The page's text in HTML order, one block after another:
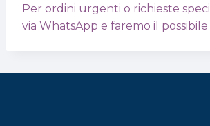
Per ordini urgenti o richieste
via WhatsApp e faremo il